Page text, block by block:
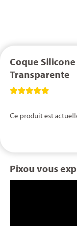
Coque
Transparente

Ce produit est
Pixou vous